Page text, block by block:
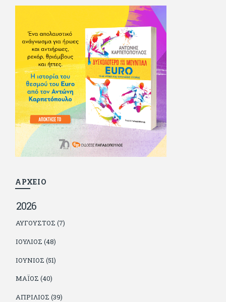
ταινίες κι έγραφε και στο περιοδικό Σινεμά, είχε κάποιες
αισθηματικές περιπέτειες που σκόρπισαν γέλιο στους φίλους
του - αν όχι και στον ίδιο. Πήγε στρατό κανονικά στα σύνορα
και διατήρησε μια καλή σχέση με την οικογένεια του, την
οποία αισθάνεται πως διάφορες φορές έφερε σε δύσκολη
θέση. Κείμενο με την υπογραφή του πρωτοδημοσιεύτηκε στο
Φίλαθλο το 1992. Επέστρεψε οριστικά στην Ελλάδα το 1998,
δούλεψε για πολλούς (αφού δυσκολεύεται να πει όχι), και
κάποιοι, αν όχι και όλοι, τον πλήρωσαν κι έμειναν και
ευχαριστημένοι από τη συνεργασία. Σήμερα πλέον εργάζεται
στον Sport Fm (όπου έχει κλείσει εικοσαετία) και στη
Sportday. Επαίρεται ότι λίγοι έχουν δει περισσότερο
ποδόσφαιρο από τον ίδιο και θεωρεί τον εαυτό του τυχερό
γιατί είναι μέλος της γενιάς που απόλαυσε τους μεγαλύτερους
σε όλα τα σπορ. Δεν είναι παντρεμένος, αλλά θαυμάζει όσους
βρίσκουν το κουράγιο να το κάνουν. Αντίθετα από πολλούς
φίλους του δεν πληρώνει διατροφές. Ελπίζει ότι δεν έχει
παιδιά. Απειλεί ότι θα γράφει όσο υπάρχουν άνθρωποι που
ΑΡΧΕΙΟ
2026
ΑΎΓΟΥΣΤΟΣ (7)
ΙΟΎΛΙΟΣ (48)
ΙΟΎΝΙΟΣ (51)
ΜΆΙΟΣ (40)
ΑΠΡΊΛΙΟΣ (39)